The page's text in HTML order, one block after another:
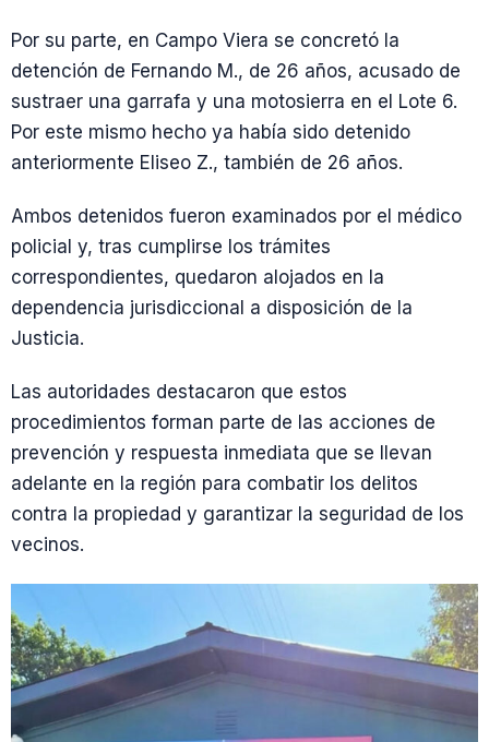
Por su parte, en Campo Viera se concretó la
detención de Fernando M., de 26 años, acusado de
sustraer una garrafa y una motosierra en el Lote 6.
Por este mismo hecho ya había sido detenido
anteriormente Eliseo Z., también de 26 años.
Ambos detenidos fueron examinados por el médico
policial y, tras cumplirse los trámites
correspondientes, quedaron alojados en la
dependencia jurisdiccional a disposición de la
Justicia.
Las autoridades destacaron que estos
procedimientos forman parte de las acciones de
prevención y respuesta inmediata que se llevan
adelante en la región para combatir los delitos
contra la propiedad y garantizar la seguridad de los
vecinos.